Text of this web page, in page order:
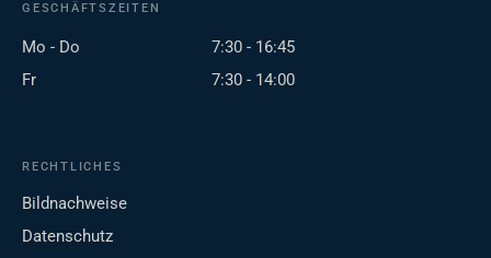
GESCHÄFTSZEITEN
Mo - Do
7:30 - 16:45
Fr
7:30 - 14:00
RECHTLICHES
Bildnachweise
Datenschutz